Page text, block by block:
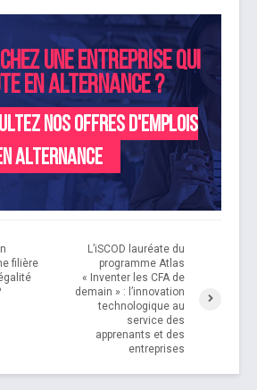
une entreprise qui
en alternance ?
nos offres d'emplois
alternance
filière
L’iSCOD lauréate du
programme Atlas
« Inventer les CFA de
demain » : l’innovation
technologique au
service des
apprenants et des
entreprises